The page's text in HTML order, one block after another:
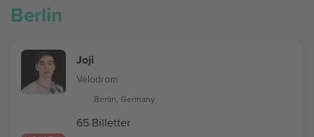
Berlin
Joji
Velodrom
Berlin, Germany
65 Billetter